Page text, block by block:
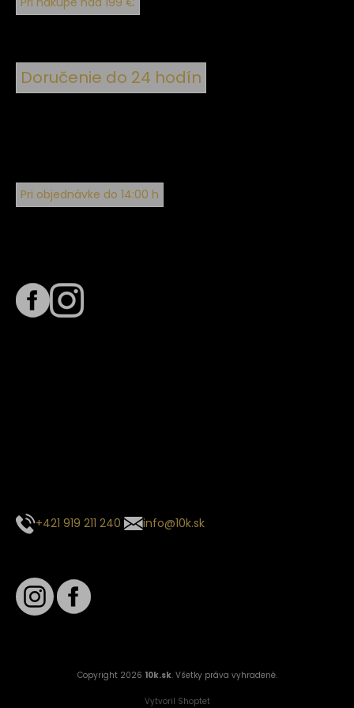
Doručenie do 24 hodín
Pri objednávke do 14:00 h
+421 919 211 240 info@10k.sk
Vytvoril Shoptet
Copyright 2026 10k.sk. Všetky práva vyhradené.